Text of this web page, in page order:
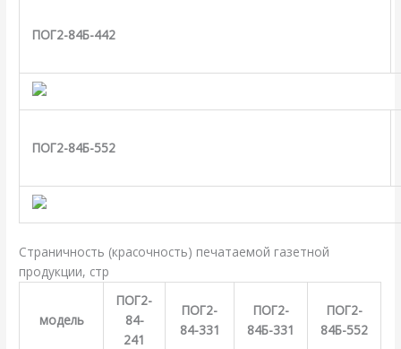
ПОГ2-84Б-442
ПОГ2-84Б-552
Cтраничность (красочность) печатаемой газетной
продукции, стр
модель
ПОГ2-
84-
241
ПОГ2-
84-331
ПОГ2-
84Б-331
ПОГ2-
84Б-552